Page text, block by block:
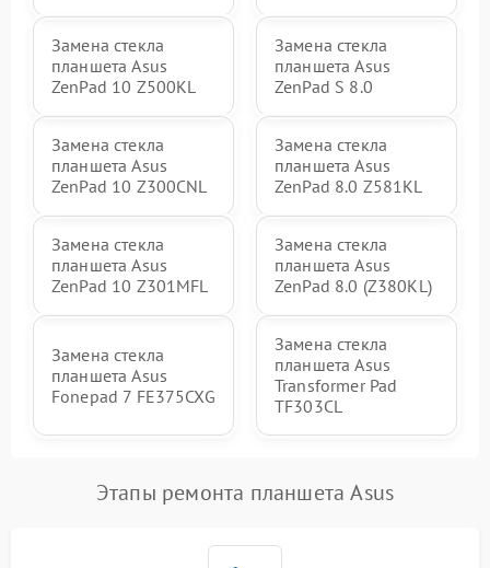
Замена стекла
планшета Asus
ZenPad 10 Z500KL
Замена стекла
планшета Asus
ZenPad S 8.0
Замена стекла
планшета Asus
ZenPad 10 Z300CNL
Замена стекла
планшета Asus
ZenPad 8.0 Z581KL
Замена стекла
планшета Asus
ZenPad 10 Z301MFL
Замена стекла
планшета Asus
ZenPad 8.0 (Z380KL)
Замена стекла
планшета Asus
Fonepad 7 FE375CXG
Замена стекла
планшета Asus
Transformer Pad
TF303CL
Этапы ремонта планшета Asus